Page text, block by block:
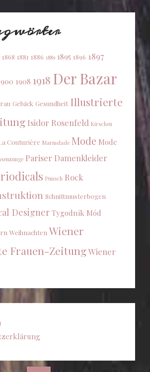
1868 1881 1886 1889 1895 1896 1897
1908 1918 Der Bazar
Gebäck Gesundheit Illustrierte
Isidor Rosenfeld Kirschen
Couturière Marmelade Mode Mode
Pariser Damenkleider
Punsch Rock
Schnittmusterbogen
Designer Tygodnik Mód
Weihnachten Wiener
Frauen-ZeitungWiener